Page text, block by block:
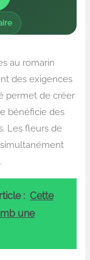
au romarin
des exigences
permet de créer
bénéficie des
Les fleurs de
simultanément
: Cette
une